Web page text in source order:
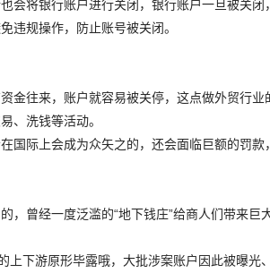
会将银行账户进行关闭，银行账户一旦被关
违规操作，防止账号被关闭。
金往来，账户就容易被关停，这点做外贸行
、洗钱等活动。
国际上会成为众矢之的，还会面临巨额的罚款
，曾经一度泛滥的“地下钱庄”给商人们带来
上下游原形毕露哦，大批涉案账户因此被曝光